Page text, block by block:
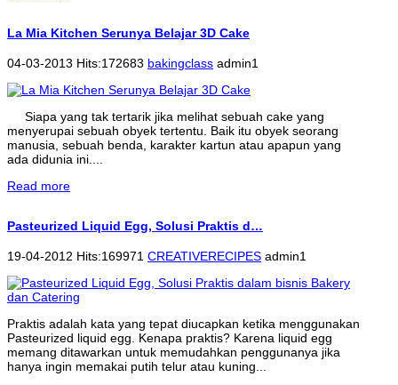
La Mia Kitchen Serunya Belajar 3D Cake
04-03-2013 Hits:172683 bakingclass admin1
Siapa yang tak tertarik jika melihat sebuah cake yang
menyerupai sebuah obyek tertentu. Baik itu obyek seorang
manusia, sebuah benda, karakter kartun atau apapun yang
ada didunia ini....
Read more
Pasteurized Liquid Egg, Solusi Praktis d…
19-04-2012 Hits:169971 CREATIVERECIPES admin1
Praktis adalah kata yang tepat diucapkan ketika menggunakan
Pasteurized liquid egg. Kenapa praktis? Karena liquid egg
memang ditawarkan untuk memudahkan penggunanya jika
hanya ingin memakai putih telur atau kuning...